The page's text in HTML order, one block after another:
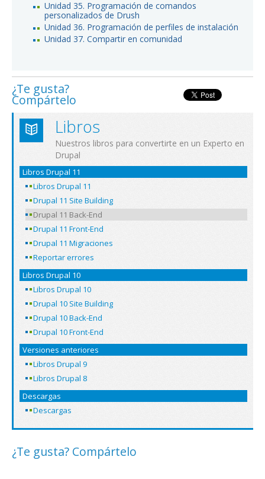
Unidad 35. Programación de comandos
personalizados de Drush
Unidad 36. Programación de perfiles de instalación
Unidad 37. Compartir en comunidad
¿Te gusta?
Compártelo
Libros
Nuestros libros para convertirte en un Experto en
Drupal
Libros Drupal 11
Libros Drupal 11
Drupal 11 Site Building
Drupal 11 Back-End
Drupal 11 Front-End
Drupal 11 Migraciones
Reportar errores
Libros Drupal 10
Libros Drupal 10
Drupal 10 Site Building
Drupal 10 Back-End
Drupal 10 Front-End
Versiones anteriores
Libros Drupal 9
Libros Drupal 8
Descargas
Descargas
¿Te gusta? Compártelo